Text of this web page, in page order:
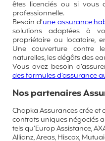
êtes licenciés ou si vous
professionnelle.
Besoin d’une assurance
solutions adaptées à
propriétaire ou locataire,
Une couverture contre
naturelles, les dégâts des
Vous avez besoin
des formules d’assurance
Nos partenaires
Chapka Assurances crée et
contrats uniques négociés
tels qu’Europ Assistance,
Allianz, Areas, Hiscox,